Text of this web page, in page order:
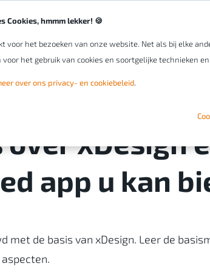
Cookies, hmmm lekker! 🍪
voor het bezoeken van onze website. Net als bij elke
voor het gebruik van cookies en soortgelijke technieken
over ons privacy- en cookiebeleid.
Uw
over xDesign
app u kan
met de basis van xDesign. Leer de